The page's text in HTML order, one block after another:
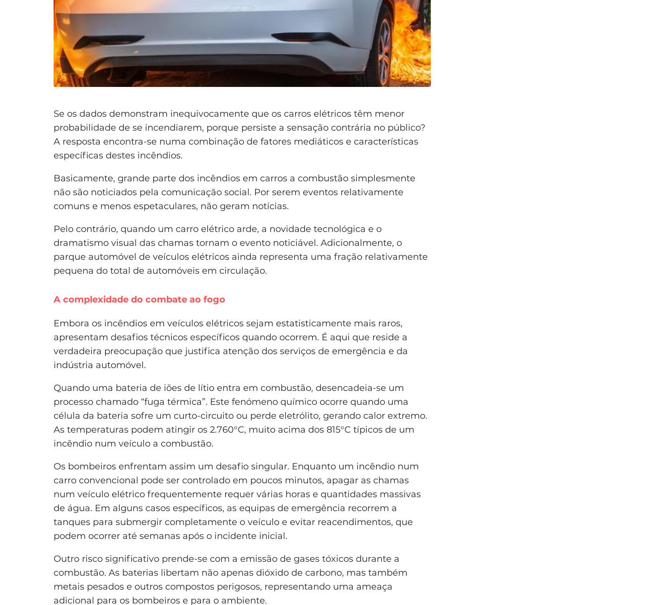
Emissões tóxicas só ocorrem em casos raros de acidentes graves que levem
a incêndios na bateria.
“Não se pode carregar um carro elétrico à chuva”: Os veículos elétricos são
desenhados com proteção IP67 ou IP68, garantindo
resistência total à água e poeira. Carregar à chuva é perfeitamente seguro.
Se os dados demonstram inequivocamente que os carros elétricos têm menor
probabilidade de se incendiarem, porque persiste a sensação contrária no público?
A resposta encontra-se numa combinação de fatores mediáticos e características
específicas destes incêndios.
Basicamente, grande parte dos incêndios em carros a combustão simplesmente
não são noticiados pela comunicação social. Por serem eventos relativamente
comuns e menos espetaculares, não geram notícias.
Pelo contrário, quando um carro elétrico arde, a novidade tecnológica e o
dramatismo visual das chamas tornam o evento noticiável. Adicionalmente, o
parque automóvel de veículos elétricos ainda representa uma fração relativamente
pequena do total de automóveis em circulação.
A complexidade do combate ao fogo
Embora os incêndios em veículos elétricos sejam estatisticamente mais raros,
apresentam desafios técnicos específicos quando ocorrem. É aqui que reside a
verdadeira preocupação que justifica atenção dos serviços de emergência e da
indústria automóvel.
Quando uma bateria de iões de lítio entra em combustão, desencadeia-se um
processo chamado “fuga térmica”. Este fenómeno químico ocorre quando uma
célula da bateria sofre um curto-circuito ou perde eletrólito, gerando calor extremo.
As temperaturas podem atingir os 2.760°C, muito acima dos 815°C típicos de um
incêndio num veículo a combustão.
Os bombeiros enfrentam assim um desafio singular. Enquanto um incêndio num
carro convencional pode ser controlado em poucos minutos, apagar as chamas
num veículo elétrico frequentemente requer várias horas e quantidades massivas
de água. Em alguns casos específicos, as equipas de emergência recorrem a
tanques para submergir completamente o veículo e evitar reacendimentos, que
podem ocorrer até semanas após o incidente inicial.
Outro risco significativo prende-se com a emissão de gases tóxicos durante a
combustão. As baterias libertam não apenas dióxido de carbono, mas também
metais pesados e outros compostos perigosos, representando uma ameaça
adicional para os bombeiros e para o ambiente.